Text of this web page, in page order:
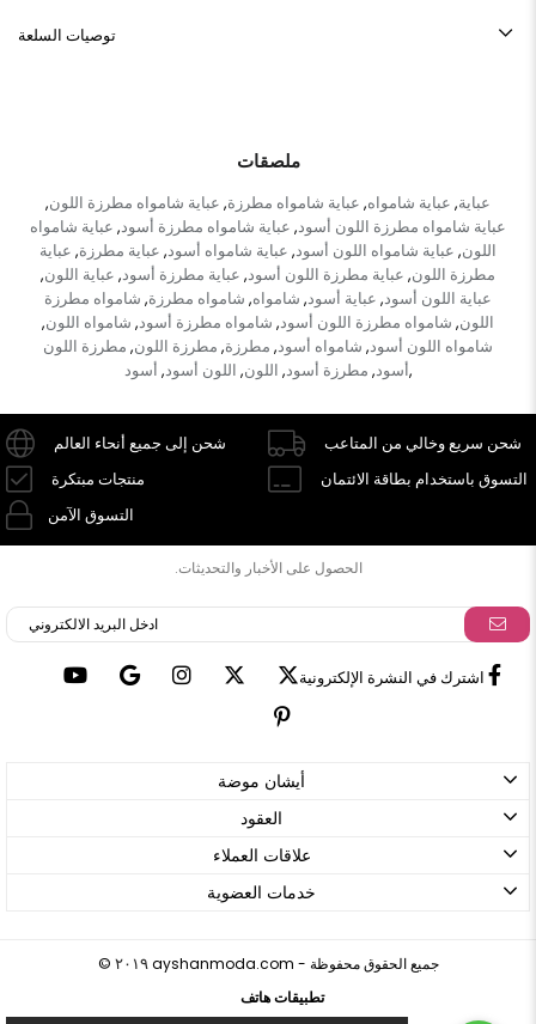
توصيات السلعة
ملصقات
عباية, عباية شامواه, عباية شامواه مطرزة, عباية شامواه مطرزة اللون,
عباية شامواه مطرزة اللون أسود, عباية شامواه مطرزة أسود, عباية شامواه
اللون, عباية شامواه اللون أسود, عباية شامواه أسود, عباية مطرزة, عباية
مطرزة اللون, عباية مطرزة اللون أسود, عباية مطرزة أسود, عباية اللون,
عباية اللون أسود, عباية أسود, شامواه, شامواه مطرزة, شامواه مطرزة
اللون, شامواه مطرزة اللون أسود, شامواه مطرزة أسود, شامواه اللون,
شامواه اللون أسود, شامواه أسود, مطرزة, مطرزة اللون, مطرزة اللون
أسود, مطرزة أسود, اللون, اللون أسود, أسود ,
شحن إلى جميع أنحاء العالم
شحن سريع وخالي من المتاعب
منتجات مبتكرة
التسوق باستخدام بطاقة الائتمان
التسوق الآمن
الحصول على الأخبار والتحديثات.
اشترك في النشرة الإلكترونية
أيشان موضة
العقود
علاقات العملاء
خدمات العضوية
© ٢٠١٩
ayshanmoda.com - جميع الحقوق محفوظة
تطبيقات هاتف